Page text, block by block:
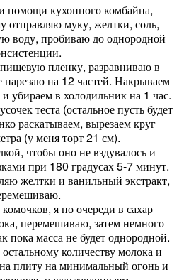
помощи кухонного комбайна,
отправляю муку, желтки, соль,
воду, пробиваю до однородной
пленку, разравниваю в
нарезаю на 12 частей. Накрываем
убираем в холодильник на 1 час.
теста (остальное пусть будет
раскатываем, вырезаем круг
(у меня торт 21 см).
чтобы оно не вздувалось и
при 180 градусах 5-7 минут.
желтки и ванильный экстракт,
я по очереди в сахар
перемешиваю, затем немного
масса не будет однородной.
количеству молока и
плиту на минимальный огонь и